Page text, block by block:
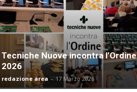
Tecniche Nuove incontra l’Ordine
2026
redazione area - 17 Marzo 2026